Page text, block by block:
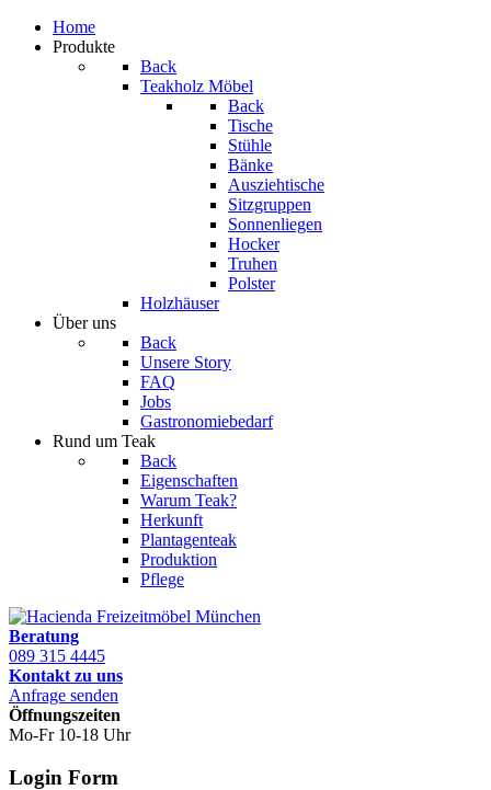
Home
Produkte
Back
Teakholz Möbel
Back
Tische
Stühle
Bänke
Ausziehtische
Sitzgruppen
Sonnenliegen
Hocker
Truhen
Polster
Holzhäuser
Über uns
Back
Unsere Story
FAQ
Jobs
Gastronomiebedarf
Rund um Teak
Back
Eigenschaften
Warum Teak?
Herkunft
Plantagenteak
Produktion
Pflege
Beratung
089 315 4445
Kontakt zu uns
Anfrage senden
Öffnungszeiten
Mo-Fr 10-18 Uhr
Login Form